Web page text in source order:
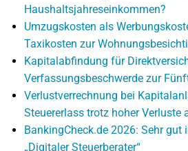
Haushaltsjahreseinkommen?
Umzugskosten als
Taxikosten zur
Kapitalabfindung für
Verfassungsbeschwerde zur
Verlustverrechnung bei
Steuererlass trotz hoher Verluste
BankingCheck.de 2026: Sehr gut
„Digitaler Steuerberater“